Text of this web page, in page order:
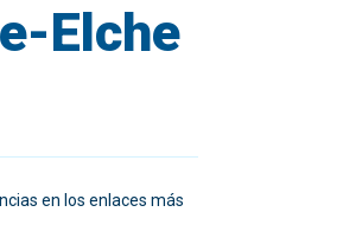
Elche
en los enlaces más